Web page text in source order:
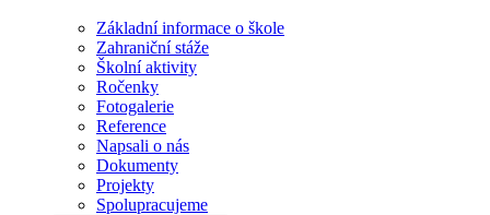
Základní informace o škole
Zahraniční stáže
Školní aktivity
Ročenky
Fotogalerie
Reference
Napsali o nás
Dokumenty
Projekty
Spolupracujeme